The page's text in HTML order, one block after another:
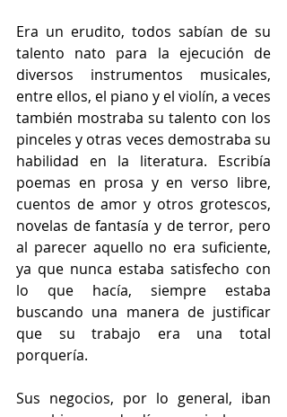
Era un erudito, todos sabían de su
talento nato para la ejecución de
diversos instrumentos musicales,
entre ellos, el piano y el violín, a veces
también mostraba su talento con los
pinceles y otras veces demostraba su
habilidad en la literatura. Escribía
poemas en prosa y en verso libre,
cuentos de amor y otros grotescos,
novelas de fantasía y de terror, pero
al parecer aquello no era suficiente,
ya que nunca estaba satisfecho con
lo que hacía, siempre estaba
buscando una manera de justificar
que su trabajo era una total
porquería.
Sus negocios, por lo general, iban